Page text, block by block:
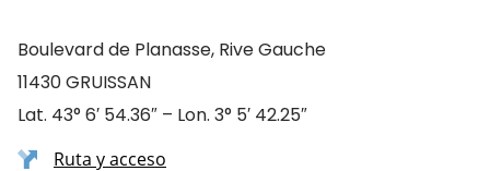
Boulevard de Planasse, Rive Gauche
11430 GRUISSAN
Lat. 43° 6′ 54.36″ – Lon. 3° 5′ 42.25″
Ruta y acceso